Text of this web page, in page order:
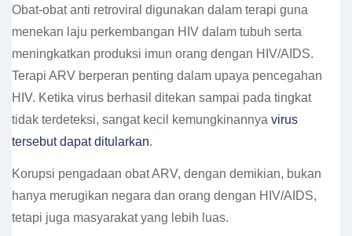
Obat-obat anti retroviral digunakan dalam terapi guna
menekan laju perkembangan HIV dalam tubuh serta
meningkatkan produksi imun orang dengan HIV/AIDS.
Terapi ARV berperan penting dalam upaya pencegahan
HIV. Ketika virus berhasil ditekan sampai pada tingkat
tidak terdeteksi, sangat kecil kemungkinannya virus
tersebut dapat ditularkan.
Korupsi pengadaan obat ARV, dengan demikian, bukan
hanya merugikan negara dan orang dengan HIV/AIDS,
tetapi juga masyarakat yang lebih luas.